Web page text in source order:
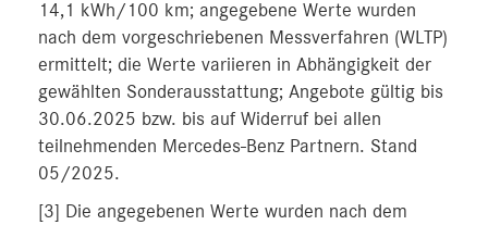
14,1 kWh/100 km; angegebene Werte wurden
nach dem vorgeschriebenen Messverfahren (WLTP)
ermittelt; die Werte variieren in Abhängigkeit der
gewählten Sonderausstattung; Angebote gültig bis
30.06.2025 bzw. bis auf Widerruf bei allen
teilnehmenden Mercedes-Benz Partnern. Stand
05/2025.
[3] Die angegebenen Werte wurden nach dem